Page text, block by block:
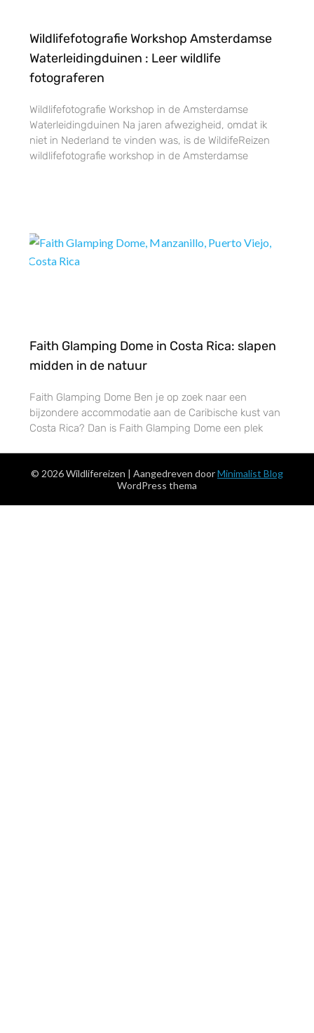
Wildlifefotografie Workshop Amsterdamse
Waterleidingduinen : Leer wildlife
fotograferen
Wildlifefotografie Workshop in de Amsterdamse
Waterleidingduinen Na jaren afwezigheid, omdat ik
niet in Nederland te vinden was, is de WildifeReizen
wildlifefotografie workshop in de Amsterdamse
Faith Glamping Dome in Costa Rica: slapen
midden in de natuur
Faith Glamping Dome Ben je op zoek naar een
bijzondere accommodatie aan de Caribische kust van
Costa Rica? Dan is Faith Glamping Dome een plek
© 2026 Wildlifereizen | Aangedreven doorMinimalist Blog
WordPress thema